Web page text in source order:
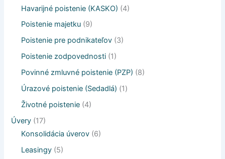
Havarijné poistenie (KASKO) (4)
Poistenie majetku (9)
Poistenie pre podnikateľov (3)
Poistenie zodpovednosti (1)
Povinné zmluvné poistenie (PZP) (8)
Úrazové poistenie (Sedadlá) (1)
Životné poistenie (4)
Úvery (17)
Konsolidácia úverov (6)
Leasingy (5)